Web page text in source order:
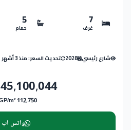
7
غرف
5
حمام
شارع رئيسي 2028 تحديث السعر: منذ 3 أشهر
45,100,044 EGP
112,750 EGP/m²
واتس اب